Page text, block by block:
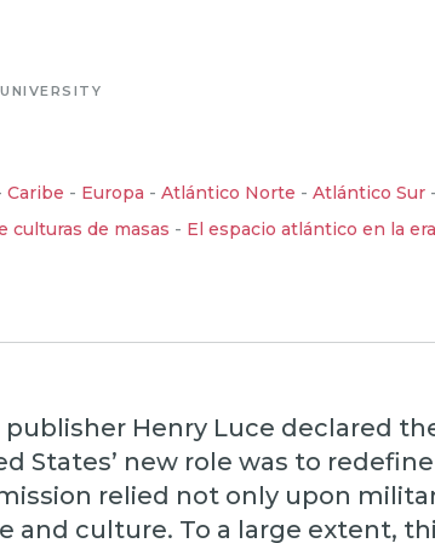
Caribe - Europa - Atlántico Norte - Atlántico Sur
culturas de masas - El espacio atlántico en la
publisher Henry Luce declared
States’ new role was to
relied not only upon
and culture. To a large extent,